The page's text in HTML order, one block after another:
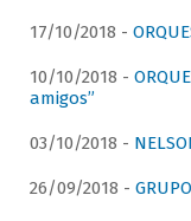
17/10/2018 -
10/10/2018 -
amigos”
03/10/2018 -
26/09/2018 -